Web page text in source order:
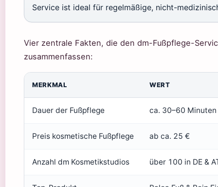
Service ist ideal für regelmäßige, nicht-
Vier zentrale Fakten, die den dm-Fußpflege-
zusammenfassen:
MERKMAL WERT
Dauer der Fußpflege ca. 30–60 Minuten
Preis kosmetische Fußpflege ab ca. 25 €
Anzahl dm Kosmetikstudios über 100 in DE &